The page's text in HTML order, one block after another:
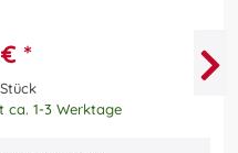
*
ca. 1-3 Werktage